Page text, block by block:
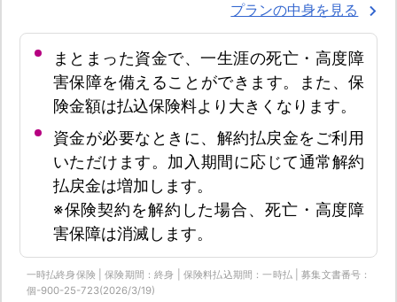
プランの中身を見る
まとまった資金で、一生涯の死亡・高度障
害保障を備えることができます。また、保
険金額は払込保険料より大きくなります。
資金が必要なときに、解約払戻金をご利用
いただけます。加入期間に応じて通常解約
払戻金は増加します。
※保険契約を解約した場合、死亡・高度障
害保障は消滅します。
一時払終身保険 | 保険期間：終身 | 保険料払込期間：一時払 | 募集文書番号：
個-900-25-723(2026/3/19)